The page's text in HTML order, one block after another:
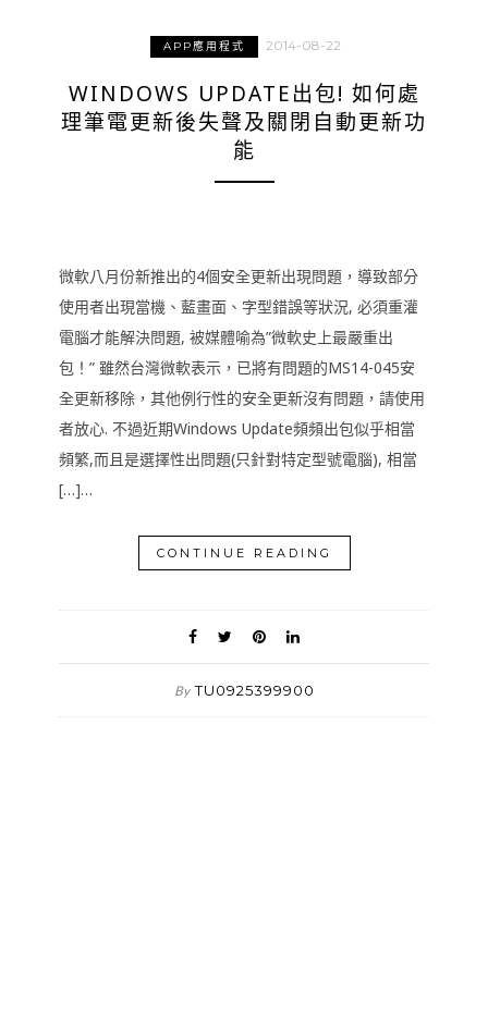
APP應用程式 2014-08-22
WINDOWS UPDATE出包! 如何處
理筆電更新後失聲及關閉自動更新功
能
微軟八月份新推出的4個安全更新出現問題，導致部分
使用者出現當機、藍畫面、字型錯誤等狀況, 必須重灌
電腦才能解決問題, 被媒體喻為”微軟史上最嚴重出
包！” 雖然台灣微軟表示，已將有問題的MS14-045安
全更新移除，其他例行性的安全更新沒有問題，請使用
者放心. 不過近期Windows Update頻頻出包似乎相當
頻繁,而且是選擇性出問題(只針對特定型號電腦), 相當
[…]…
CONTINUE READING
By TU0925399900